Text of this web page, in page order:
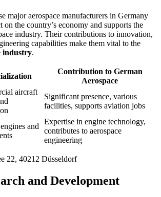
major aerospace manufacturers in Germany
on the country’s economy and supports the
industry. Their contributions to innovation,
capabilities make them vital to the
industry.
Contribution to German
Aerospace
aircraft
Significant presence, various
facilities, supports aviation jobs
and
Expertise in engine technology,
contributes to aerospace
engineering
22, 40212 Düsseldorf
and Development